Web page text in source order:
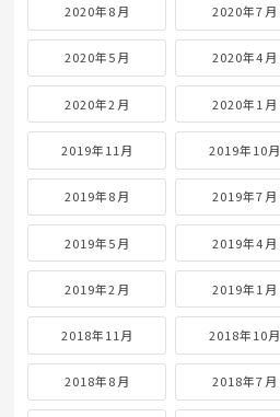
2020年8月 2020年7月
2020年5月 2020年4月
2020年2月 2020年1月
2019年11月 2019年10月
2019年8月 2019年7月
2019年5月 2019年4月
2019年2月 2019年1月
2018年11月 2018年10月
2018年8月 2018年7月